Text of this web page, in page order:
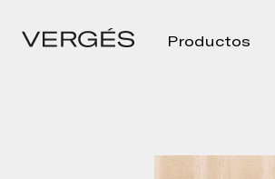
Productos